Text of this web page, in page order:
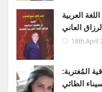
العربية
العاني
18th April
المُغتربة:
الطائي